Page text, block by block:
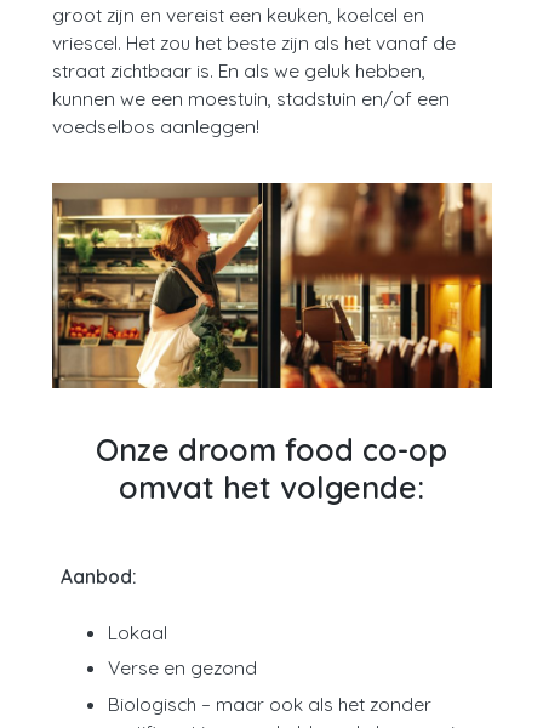
groot zijn en vereist een keuken, koelcel en
vriescel. Het zou het beste zijn als het vanaf de
straat zichtbaar is. En als we geluk hebben,
kunnen we een moestuin, stadstuin en/of een
voedselbos aanleggen!
Onze droom food co-op
omvat het volgende:
Aanbod:
Lokaal
Verse en gezond
Biologisch – maar ook als het zonder